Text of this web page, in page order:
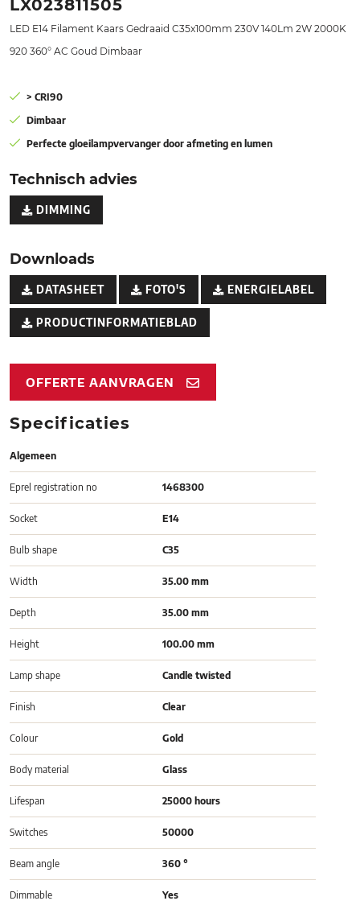
LX023811505
LED E14 Filament Kaars Gedraaid C35x100mm 230V 140Lm 2W 2000K
920 360° AC Goud Dimbaar
> CRI90
Dimbaar
Perfecte gloeilampvervanger door afmeting en lumen
Technisch advies
DIMMING
Downloads
DATASHEET FOTO'S ENERGIELABEL
PRODUCTINFORMATIEBLAD
OFFERTE AANVRAGEN
Specificaties
Algemeen
Eprel registration no 1468300
Socket E14
Bulb shape C35
Width 35.00 mm
Depth 35.00 mm
Height 100.00 mm
Lamp shape Candle twisted
Finish Clear
Colour Gold
Body material Glass
Lifespan 25000 hours
Switches 50000
Beam angle 360 °
Dimmable Yes